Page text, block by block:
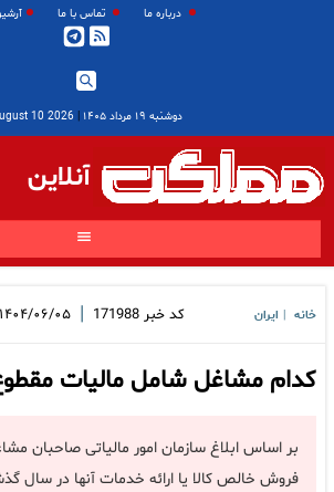
درباره ما تماس با ما
دوشنبه ۱۹ مرداد ۱۴۰۵ |
2026 August 10
آنلاین
خانه ایران کد خبر 171988
| ۱۴۰۴/۰۶/۰۵ ۰۸:۵۹
کدام مشاغل شامل مالیات
بر اساس ابلاغ سازمان امور مالیاتی صاحبان